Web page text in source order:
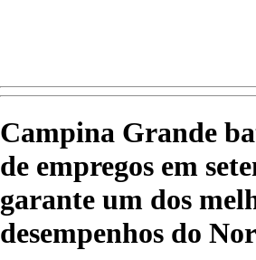
Campina Grande
de empregos em
garante um dos
desempenhos do